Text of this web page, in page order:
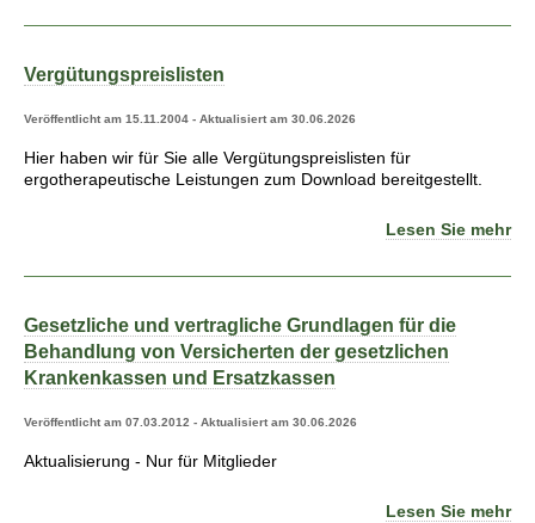
Vergütungspreislisten
Veröffentlicht am 15.11.2004 - Aktualisiert am 30.06.2026
Hier haben wir für Sie alle Vergütungspreislisten für
ergotherapeutische Leistungen zum Download bereitgestellt.
Lesen Sie mehr
Gesetzliche und vertragliche Grundlagen für die
Behandlung von Versicherten der gesetzlichen
Krankenkassen und Ersatzkassen
Veröffentlicht am 07.03.2012 - Aktualisiert am 30.06.2026
Aktualisierung - Nur für Mitglieder
Lesen Sie mehr